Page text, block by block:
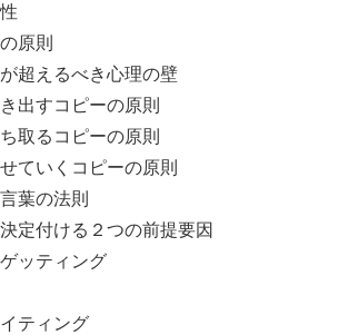
原則
超えるべき心理の壁
出すコピーの原則
取るコピーの原則
ていくコピーの原則
葉の法則
定付ける２つの前提要因
ッティング
ティング